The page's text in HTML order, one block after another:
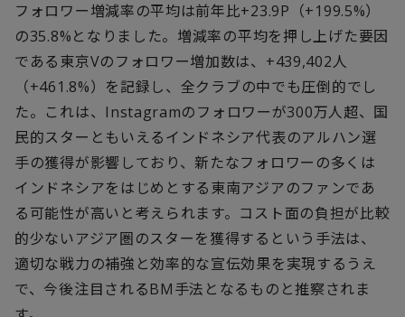
フォロワー増減率の平均は前年比+23.9P（+199.5%）
の35.8%となりました。増減率の平均を押し上げた要因
である東京Vのフォロワー増加数は、+439,402人
（+461.8%）を記録し、全クラブの中でも圧倒的でし
た。これは、Instagramのフォロワーが300万人超、国
民的スターともいえるインドネシア代表のアルハン選
手の獲得が影響しており、新たなフォロワーの多くは
インドネシアをはじめとする東南アジアのファンであ
る可能性が高いと考えられます。コスト面の負担が比較
的少ないアジア圏のスターを獲得するという手法は、
適切な戦力の補強と効率的な宣伝効果を実現するうえ
で、今後注目されるBM手法となるものと推察されま